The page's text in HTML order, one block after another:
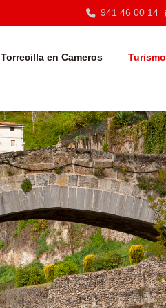
941 46 00 14
Torrecilla en Cameros Turismo